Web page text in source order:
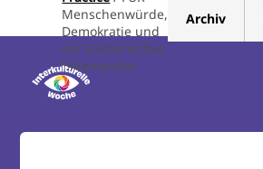
Menschenwürde,
Demokratie und
ein Solidarisches
Miteinander
Archiv